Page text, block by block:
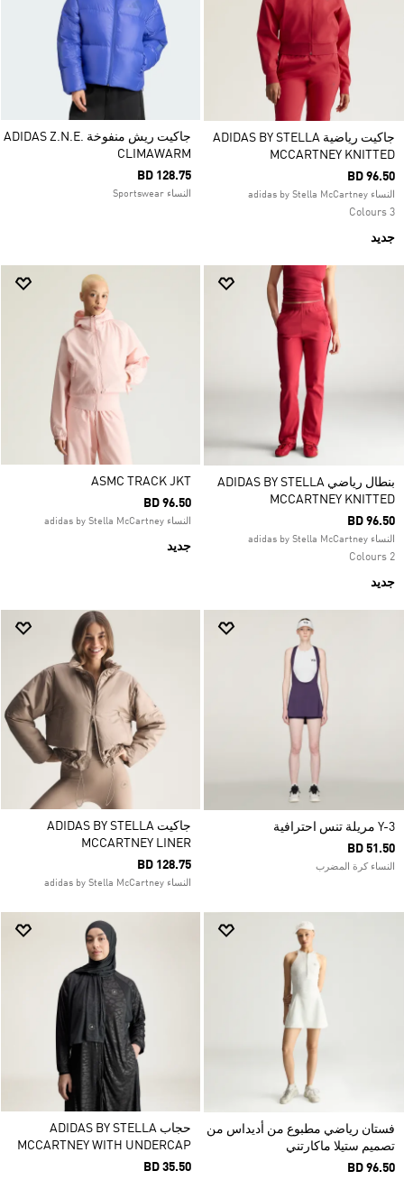
جاكيت رياضية ADIDAS BY STELLA
MCCARTNEY KNITTED
BD 96.50
النساء adidas by Stella McCartney
3 Colours
جديد
جاكيت ريش منفوخة ADIDAS Z.N.E.
CLIMAWARM
BD 128.75
النساء Sportswear
بنطال رياضي ADIDAS BY STELLA
MCCARTNEY KNITTED
BD 96.50
النساء adidas by Stella McCartney
2 Colours
جديد
ASMC TRACK JKT
BD 96.50
النساء adidas by Stella McCartney
جديد
Y-3 مريلة تنس احترافية
BD 51.50
النساء كرة المضرب
جاكيت ADIDAS BY STELLA
MCCARTNEY LINER
BD 128.75
النساء adidas by Stella McCartney
فستان رياضي مطبوع من أديداس من
تصميم ستيلا ماكارتني
BD 96.50
حجاب ADIDAS BY STELLA
MCCARTNEY WITH UNDERCAP
BD 35.50